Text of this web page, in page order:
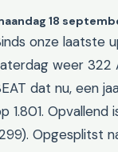
18
onze laatste
weer 322
dat nu, een
1.801.
Opgesplitst